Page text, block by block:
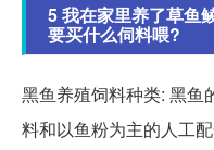
5 我在家里养了草鱼
要买什么伺料喂?
黑鱼养殖饲料种类: 黑鱼
料和以鱼粉为主的人工